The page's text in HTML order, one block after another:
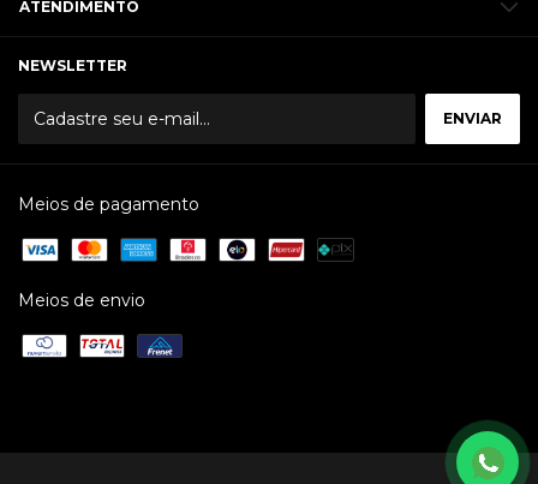
ATENDIMENTO
NEWSLETTER
Meios de pagamento
Meios de envio